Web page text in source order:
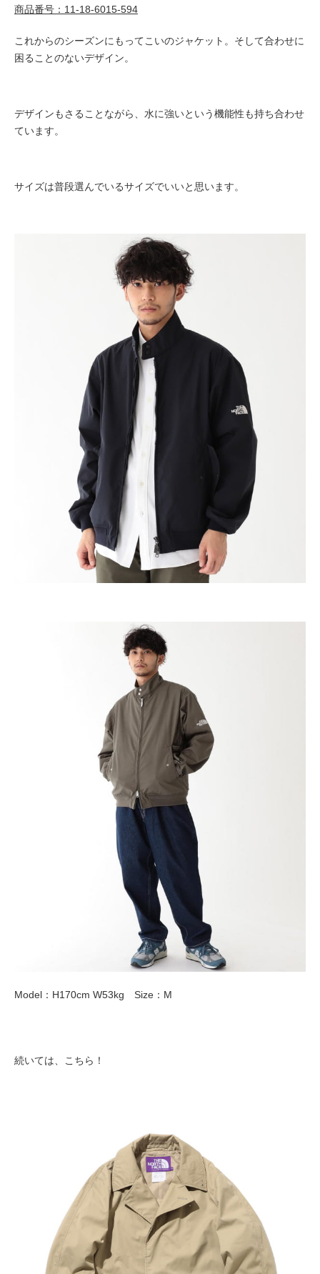
商品番号：11-18-6015-594
これからのシーズンにもってこいのジャケット。そして合わせに
困ることのないデザイン。
デザインもさることながら、水に強いという機能性も持ち合わせ
ています。
サイズは普段選んでいるサイズでいいと思います。
Model：H170cm W53kg Size：M
続いては、こちら！